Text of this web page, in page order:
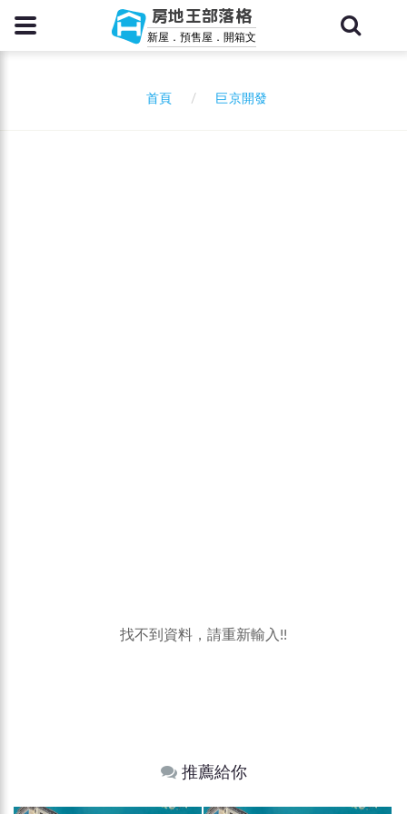
房地王部落格
新屋．預售屋．開箱文
首頁 巨京開發
找不到資料，請重新輸入!!
推薦給你